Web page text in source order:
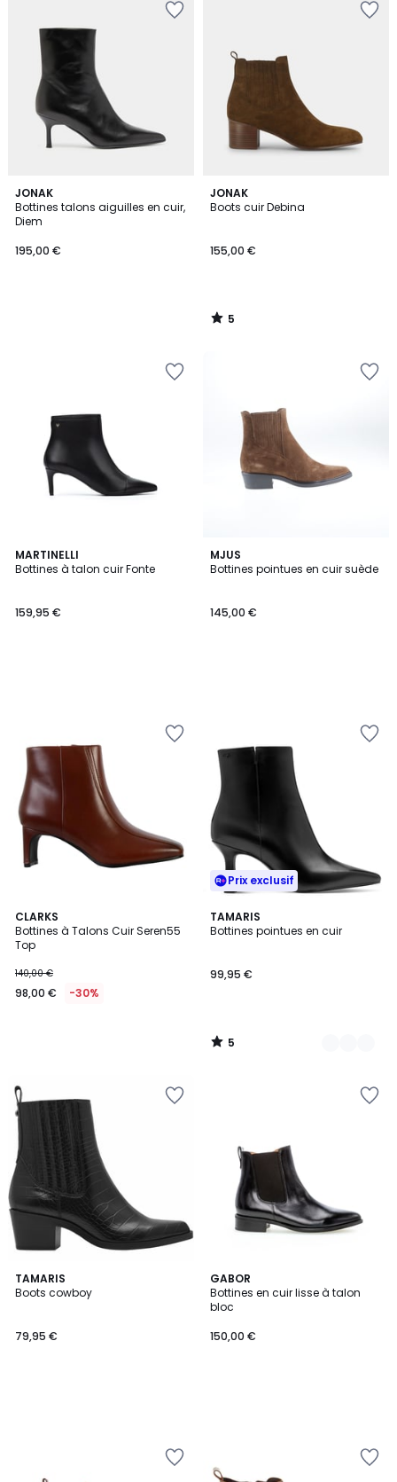
JONAK
Bottines talons aiguilles en cuir,
Diem
195,00 €
JONAK
Boots cuir Debina
155,00 €
5
/
5
/
MARTINELLI
Bottines à talon cuir Fonte
159,95 €
MJUS
Bottines pointues en cuir suède
145,00 €
CLARKS
Bottines à Talons Cuir Seren55
Top
140,00 €
98,00 € -30%
Prix exclusif
TAMARIS
Bottines pointues en cuir
99,95 €
5
/
6
Couleurs
5
/
TAMARIS
Boots cowboy
79,95 €
GABOR
Bottines en cuir lisse à talon
bloc
150,00 €